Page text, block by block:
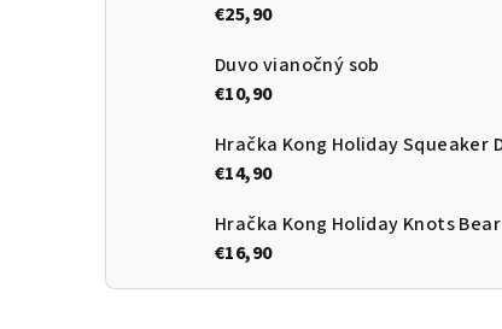
€25,90
Duvo vianočný sob
€10,90
€14,90
Hračka Kong Holiday Knots Bear
€16,90